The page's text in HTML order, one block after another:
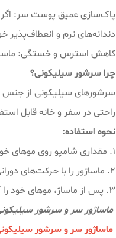
پاک‌سازی عمیق پوست سر: اگر
دندانه‌های نرم و
کاهش استرس و خستگی: ماساژ
چرا سرشور سیلیکونی؟
سرشورهای سیلیکونی از
راحتی در سفر و خانه قابل
نحوه استفاده:
1. مقداری شامپو روی موهای خود بزنید.
2. ماساژور را با حرکت‌های دورانی روی پوست سر حرکت دهید.
3. پس از ماساژ، موهای خود را آبکشی کنید.
ماساژور سر و سرشور
ماساژور سر و سرشور